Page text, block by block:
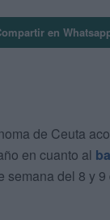
en
de Ceuta
en cuanto al
semana del 8 y